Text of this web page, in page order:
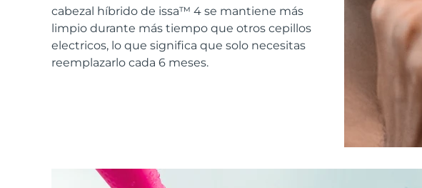
cabezal híbrido de issa™ 4 se mantiene más
limpio durante más tiempo que otros cepillos
electricos, lo que significa que solo necesitas
reemplazarlo cada 6 meses.
All acne treatment devices
All revitalizing eye massagers
Cuidado de la piel KIWI™
Serum
For healthy hair
issa™ Teeth Whitening Gel
18% PAP
Cosméticos Hombres